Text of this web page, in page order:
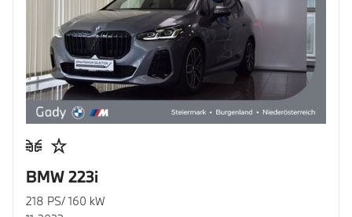
BMW 223i
218 PS/ 160 kW